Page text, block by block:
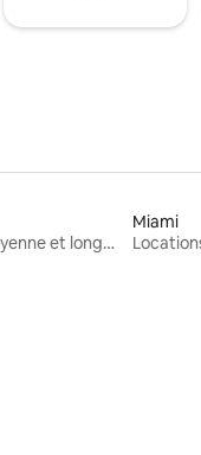
Locations moyenne et longue durée
Miami